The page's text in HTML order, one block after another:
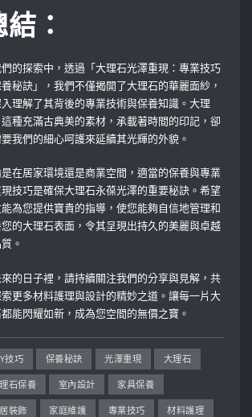
：
的探索中，透過「大理石光澤重現：專業技巧
秘訣」，我們不僅揭開了大理石的華麗面紗，
理解了其背後的專業技術與保養知識。大理
種充滿古典美的素材，承載著時間的印記，卻
我們的細心呵護來延續其光輝的外貌。
在居家環境還是商業空間，適當的保養與專業
技巧是確保大理石永葆光澤的重要秘訣。希望
為您提供寶貴的指導，使您能夠自信地管理和
的大理石表面，令其呈現出持久的美麗與卓越
。
的日子裡，請持續關注我們的分享與見解，共
更多材料護理與設計的精妙之道。讓每一片大
能閃耀如新，成為您空間的無價之寶。
技巧 保養秘訣 光澤重現 大理石
石保養 室內設計 家具保養
裝飾 家庭維護 專業技巧 材料護理